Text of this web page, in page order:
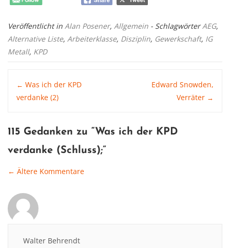
Veröffentlicht in Alan Posener, Allgemein - SchlagwörterAEG,
Alternative Liste, Arbeiterklasse, Disziplin, Gewerkschaft, IG
Metall, KPD
Post
← Was ich der KPD
verdanke (2)
Edward Snowden,
Verräter →
115 Gedanken zu “Was ich der KPD
verdanke (Schluss);”
navigation
← Ältere Kommentare
Walter Behrendt